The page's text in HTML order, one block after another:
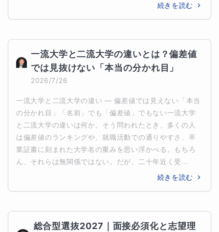
続きを読む
一流大学と二流大学の違いとは？偏差値
では見抜けない「本当の分かれ目」
2026/7/26
一流大学と二流大学の違い ― 偏差値では見えない「本当
の分かれ目」「名前」でも「偏差値」でもない一流大学
と二流大学の違いは何か。そう問われたとき、多くの人
は偏差値のランキングや、就職活動での通りやすさ、卒
業証書に刻まれた大学名の重みを思い浮かべる。もちろ
ん、それらは無関係ではない。だが、二十年近く受...
続きを読む
総合型選抜2027｜面接必須化と志望理